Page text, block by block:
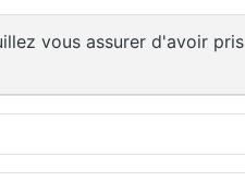
vous assurer d'avoir pris